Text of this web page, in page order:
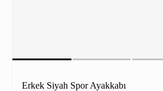
Erkek Siyah Spor Ayakkabı